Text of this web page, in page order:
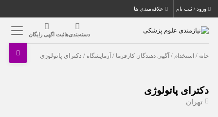
ورود / ثبت نام علاقه‌مندی ها
دسته‌بندی‌هاثبت اگهی رایگان
خانه / استخدام / آگهی دهندگان کارفرما / آزمایشگاه / دکترای پاتولوژی
دکترای پاتولوژی
تهران